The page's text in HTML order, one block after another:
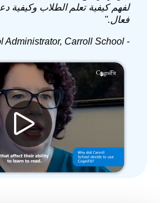
لفهم كيفية تعلم الطلاب وكيفية
فعال."
- School Administrator, Carroll School